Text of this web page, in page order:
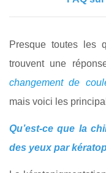
Presque toutes les
trouvent une
changement de
mais voici les
Qu’est-ce que la
des yeux par